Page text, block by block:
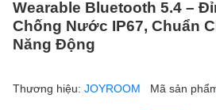
Wearable Bluetooth 5.4 –
Chống Nước IP67, Chuẩn
Năng Động
Thương hiệu: JOYROOM Mã sản